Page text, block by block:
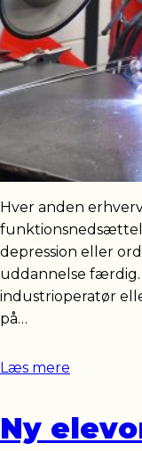
Hver anden
depression eller
uddannelse
industrioperatør
på…
Læs mere
Ny